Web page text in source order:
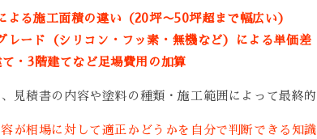
よる施工面積の違い（20坪〜50坪超まで幅広い）
レード（シリコン・フッ素・無機など）による単価差
て・3階建てなど足場費用の加算
見積書の内容や塗料の種類・施工範囲によって最終
が相場に対して適正かどうかを自分で判断できる知識